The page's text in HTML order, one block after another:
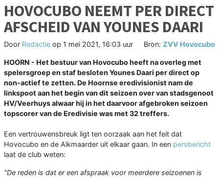
HOVOCUBO NEEMT PER DIRECT
AFSCHEID VAN YOUNES DAARI
Door Redactie op 1 mei 2021, 16:03 uur Bron: ZVV Hovocubo
HOORN - Het bestuur van Hovocubo heeft na overleg met
spelersgroep en staf besloten Younes Daari per direct op
non-actief te zetten. De Hoornse eredivisionist nam de
linkspoot aan het begin van dit seizoen over van stadsgenoot
HV/Veerhuys alwaar hij in het daarvoor afgebroken seizoen
topscorer van de Eredivisie was met 32 treffers.
Een vertrouwensbreuk ligt ten oorzaak aan het feit dat
Hovocubo en de Alkmaarder uit elkaar gaan. In een persbericht
laat de club weten:
"De reden is dat er een afspraak voor meerdere seizoenen is